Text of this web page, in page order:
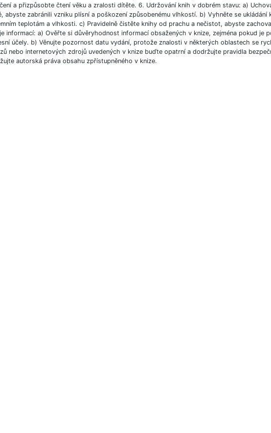
a přizpůsobte čtení věku a zralosti dítěte. 6. Udržování knih v dobrém stavu: a)
abyste zabránili vzniku plísní a poškození způsobenému vlhkostí. b) Vyhněte se ukládání
teplotám a vlhkosti. c) Pravidelně čistěte knihy od prachu a nečistot, abyste
informací: a) Ověřte si důvěryhodnost informací obsažených v knize, zejména pokud je
účely. b) Věnujte pozornost datu vydání, protože znalosti v některých oblastech se
nebo internetových zdrojů uvedených v knize buďte opatrní a dodržujte pravidla
autorská práva obsahu zpřístupněného v knize.